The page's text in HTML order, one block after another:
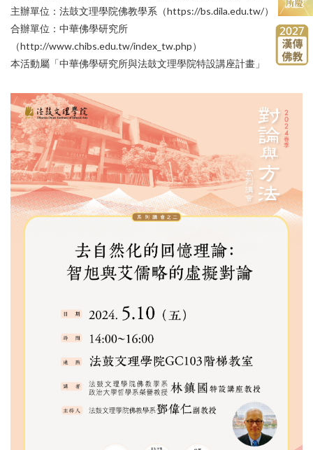
主辦單位：法鼓文理學院佛教學系（https://bs.dila.edu.tw/）
合辦單位：中華佛學研究所
（http://www.chibs.edu.tw/index_tw.php）
本活動屬「中華佛學研究所與法鼓文理學院特設講座計畫」